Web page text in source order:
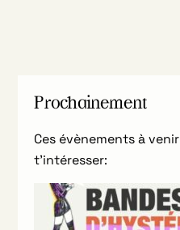
Prochainement
Ces évènements à
t’intéresser: